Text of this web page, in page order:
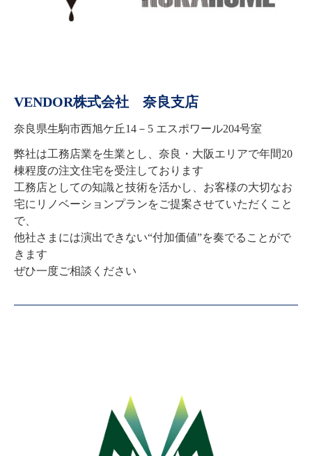
VENDOR株式会社 奈良支店
奈良県生駒市西旭ケ丘14－5 エスポワール204号室
弊社は工務店業を生業とし、奈良・大阪エリアで年間20
棟程度の注文住宅を受注しております
工務店としての知識と技術を活かし、お客様の大切なお
宅にリノベーションプランをご提案させていただくこと
で、
他社さまには演出できない“付加価値”を奏でることがで
きます
ぜひ一度ご相談ください